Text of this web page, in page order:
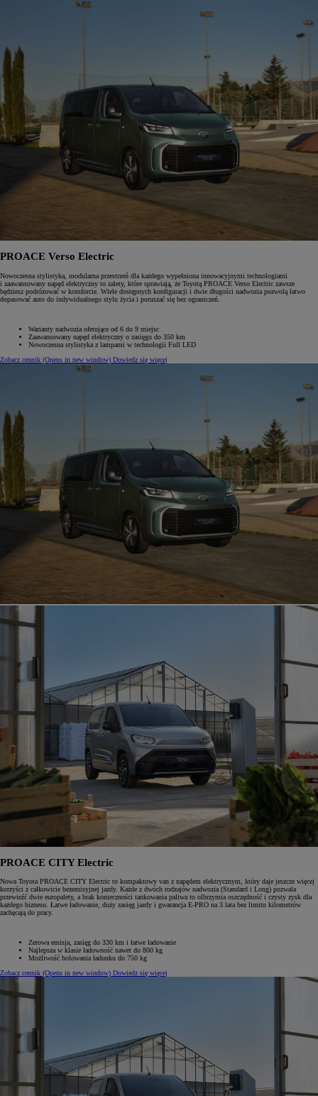
PROACE Verso Electric
Nowoczesna stylistyka, modularna przestrzeń dla każdego wypełniona innowacyjnymi technologiami
i zaawansowany napęd elektryczny to zalety, które sprawiają, że Toyotą PROACE Verso Electric zawsze
będziesz podróżować w komforcie. Wiele dostępnych konfiguracji i dwie długości nadwozia pozwolą łatwo
dopasować auto do indywidualnego stylu życia i poruszać się bez ograniczeń.
Warianty nadwozia oferujące od 6 do 9 miejsc
Zaawansowany napęd elektryczny o zasięgu do 350 km
Nowoczesna stylistyka z lampami w technologii Full LED
Zobacz cennik (Opens in new window) Dowiedz się więcej
PROACE CITY Electric
Nowa Toyota PROACE CITY Electric to kompaktowy van z napędem elektrycznym, który daje jeszcze więcej
korzyści z całkowicie bezemisyjnej jazdy. Każde z dwóch rodzajów nadwozia (Standard i Long) pozwala
przewieźć dwie europalety, a brak konieczności tankowania paliwa to olbrzymia oszczędność i czysty zysk dla
każdego biznesu. Łatwe ładowanie, duży zasięg jazdy i gwarancja E-PRO na 3 lata bez limitu kilometrów
zachęcają do pracy.
Zerowa emisja, zasięg do 330 km i łatwe ładowanie
Najlepsza w klasie ładowność nawet do 800 kg
Możliwość holowania ładunku do 750 kg
Zobacz cennik (Opens in new window) Dowiedz się więcej